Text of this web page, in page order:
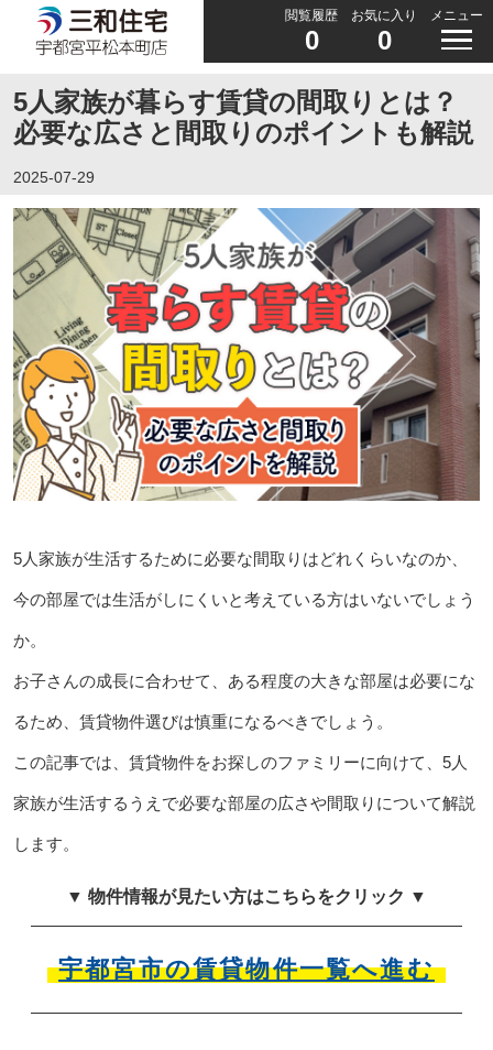
閲覧履歴
0
お気に入り
0
メニュー
5人家族が暮らす賃貸の間取りとは？
必要な広さと間取りのポイントも解説
2025-07-29
5人家族が生活するために必要な間取りはどれくらいなのか、
今の部屋では生活がしにくいと考えている方はいないでしょう
か。
お子さんの成長に合わせて、ある程度の大きな部屋は必要にな
るため、賃貸物件選びは慎重になるべきでしょう。
この記事では、賃貸物件をお探しのファミリーに向けて、5人
家族が生活するうえで必要な部屋の広さや間取りについて解説
します。
▼ 物件情報が見たい方はこちらをクリック ▼
宇都宮市の賃貸物件一覧へ進む